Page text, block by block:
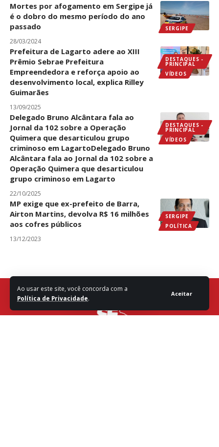
Ao usar este site, você concorda com a
Política de Privacidade.
Aceitar
SERGIPE
Mortes por afogamento em Sergipe já
é o dobro do mesmo período do ano
passado
28/03/2024
DESTAQUES -
PRINCIPAL
VÍDEOS
Prefeitura de Lagarto adere ao XIII
Prêmio Sebrae Prefeitura
Empreendedora e reforça apoio ao
desenvolvimento local, explica Rilley
Guimarães
13/09/2025
DESTAQUES -
PRINCIPAL
VÍDEOS
Delegado Bruno Alcântara fala ao
Jornal da 102 sobre a Operação
Quimera que desarticulou grupo
criminoso em LagartoDelegado Bruno
Alcântara fala ao Jornal da 102 sobre a
Operação Quimera que desarticulou
grupo criminoso em Lagarto
22/10/2025
SERGIPE
POLÍTICA
MP exige que ex-prefeito de Barra,
Airton Martins, devolva R$ 16 milhões
aos cofres públicos
13/12/2023